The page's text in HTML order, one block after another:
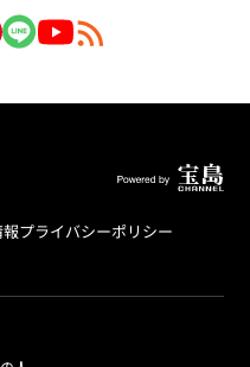
プライバシーポリシー